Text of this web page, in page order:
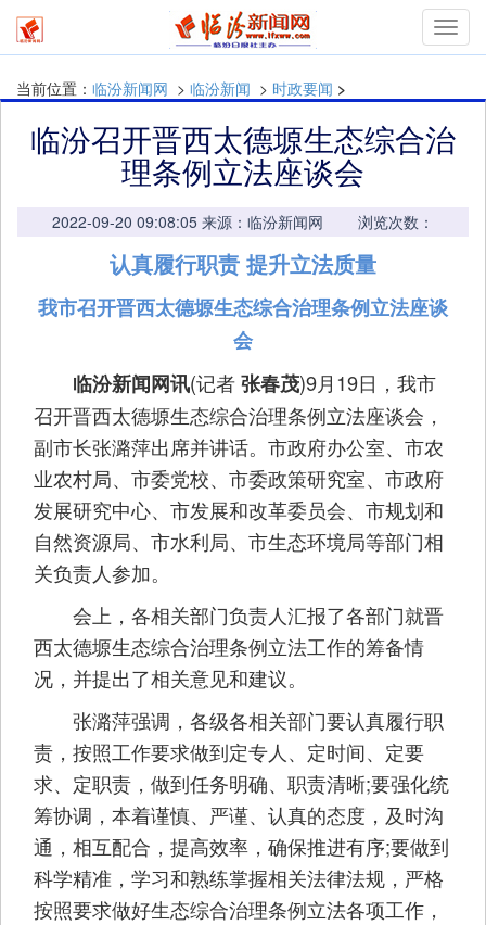
当前位置： 临汾新闻网 > 临汾新闻 > 时政要闻 >
临汾召开晋西太德塬生态综合治
理条例立法座谈会
2022-09-20 09:08:05 来源：临汾新闻网 浏览次数：
认真履行职责 提升立法质量
我市召开晋西太德塬生态综合治理条例立法座谈
会
临汾新闻网讯(记者张春茂)9月19日，我市
召开晋西太德塬生态综合治理条例立法座谈会，
副市长张潞萍出席并讲话。市政府办公室、市农
业农村局、市委党校、市委政策研究室、市政府
发展研究中心、市发展和改革委员会、市规划和
自然资源局、市水利局、市生态环境局等部门相
关负责人参加。
会上，各相关部门负责人汇报了各部门就晋
西太德塬生态综合治理条例立法工作的筹备情
况，并提出了相关意见和建议。
张潞萍强调，各级各相关部门要认真履行职
责，按照工作要求做到定专人、定时间、定要
求、定职责，做到任务明确、职责清晰;要强化统
筹协调，本着谨慎、严谨、认真的态度，及时沟
通，相互配合，提高效率，确保推进有序;要做到
科学精准，学习和熟练掌握相关法律法规，严格
按照要求做好生态综合治理条例立法各项工作，